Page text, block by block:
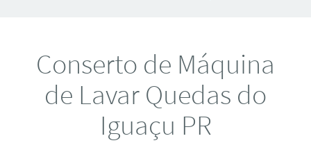
Conserto de Máquina
de Lavar Quedas do
Iguaçu PR